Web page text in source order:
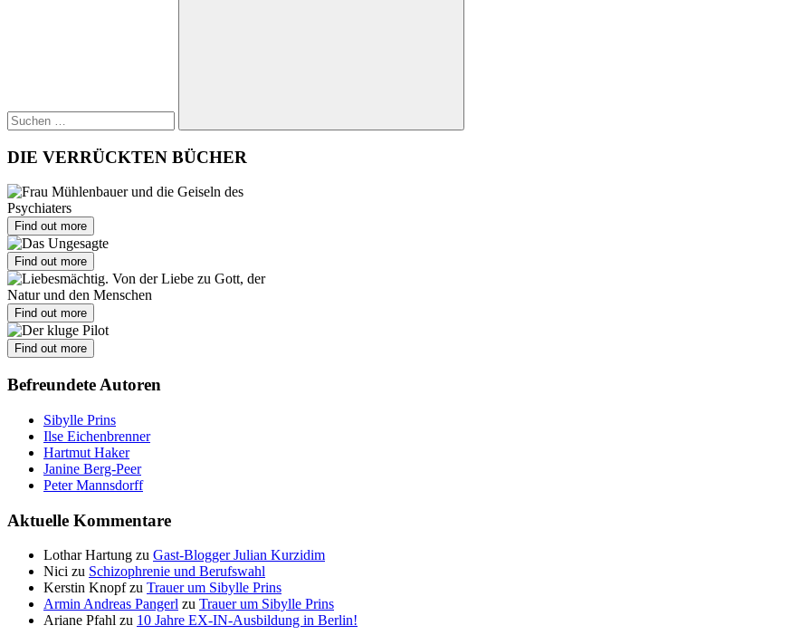
Suchen
DIE VERRÜCKTEN BÜCHER
Find out more
Find out more
Find out more
Find out more
Befreundete Autoren
Sibylle Prins
Ilse Eichenbrenner
Hartmut Haker
Janine Berg-Peer
Peter Mannsdorff
Aktuelle Kommentare
Lothar Hartung zu Gast-Blogger Julian Kurzidim
Nici zu Schizophrenie und Berufswahl
Kerstin Knopfzu Trauer um Sibylle Prins
Armin Andreas Pangerl zu Trauer um Sibylle Prins
Ariane Pfahl zu 10 Jahre EX-IN-Ausbildung in Berlin!